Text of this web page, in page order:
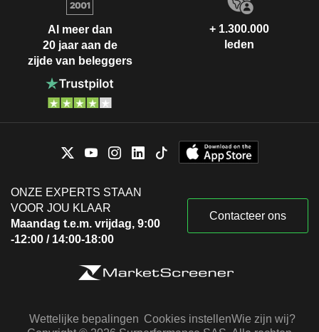
Al meer dan
20 jaar aan de
zijde van beleggers
+ 1.300.000
leden
ONZE EXPERTS STAAN
VOOR JOU KLAAR
Maandag t.e.m. vrijdag, 9:00
-12:00 / 14:00-18:00
Contacteer ons
Wettelijke bepalingen Cookies instellenWie zijn wij?